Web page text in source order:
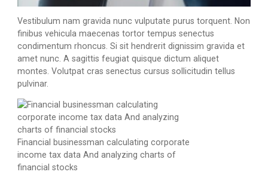
Vestibulum nam gravida nunc vulputate purus torquent. Non
finibus vehicula maecenas tortor tempus senectus
condimentum rhoncus. Si sit hendrerit dignissim gravida et
amet nunc. A sagittis feugiat quisque dictum aliquet
montes. Volutpat cras senectus cursus sollicitudin tellus
pulvinar.
Financial businessman calculating corporate
income tax data And analyzing charts of
financial stocks